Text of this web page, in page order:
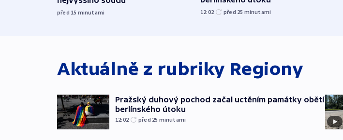
před 15 minutami 12:02 před 25 minutami
Aktuálně z rubriky Regiony
Pražský duhový pochod začal uctěním památky obětí
berlínského útoku
12:02 před 25 minutami